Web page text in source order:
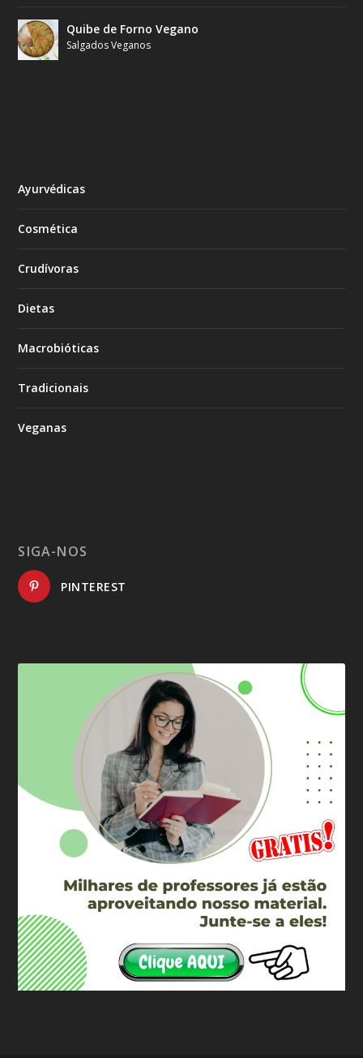
Quibe de Forno Vegano
Salgados Veganos
Ayurvédicas
Cosmética
Crudívoras
Dietas
Macrobióticas
Tradicionais
Veganas
SIGA-NOS
PINTEREST